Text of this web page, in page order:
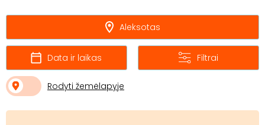
Aleksotas
Data ir laikas Filtrai
Rodyti žemėlapyje